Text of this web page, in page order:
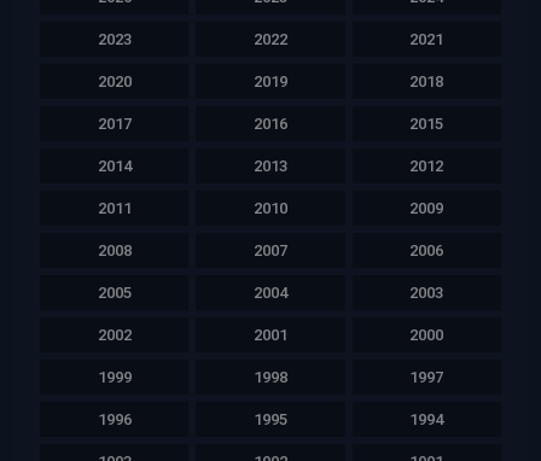
2023 2022 2021
2020 2019 2018
2017 2016 2015
2014 2013 2012
2011 2010 2009
2008 2007 2006
2005 2004 2003
2002 2001 2000
1999 1998 1997
1996 1995 1994